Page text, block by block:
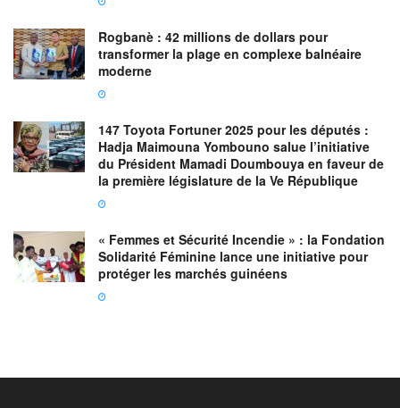
Rogbanè : 42 millions de dollars pour
transformer la plage en complexe balnéaire
moderne
147 Toyota Fortuner 2025 pour les députés :
Hadja Maimouna Yombouno salue l’initiative
du Président Mamadi Doumbouya en faveur de
la première législature de la Ve République
« Femmes et Sécurité Incendie » : la Fondation
Solidarité Féminine lance une initiative pour
protéger les marchés guinéens